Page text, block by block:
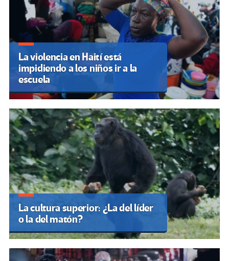
La violencia en Haití está
impidiendo a los niños ir a la
escuela
La cultura superior: ¿La del líder
o la del matón?